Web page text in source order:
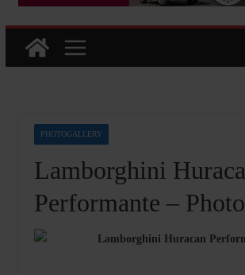
PHOTOGALLERY
Lamborghini
Performante –